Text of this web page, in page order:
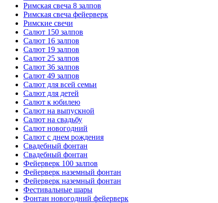
Римская свеча 8 залпов
Римская свеча фейерверк
Римские свечи
Салют 150 залпов
Салют 16 залпов
Салют 19 залпов
Салют 25 залпов
Салют 36 залпов
Салют 49 залпов
Салют для всей семьи
Салют для детей
Салют к юбилею
Салют на выпускной
Салют на свадьбу
Салют новогодний
Салют с днем рождения
Свадебный фонтан
Свадебный фонтан
Фейерверк 100 залпов
Фейерверк наземный фонтан
Фейерверк наземный фонтан
Фестивальные шары
Фонтан новогодний фейерверк